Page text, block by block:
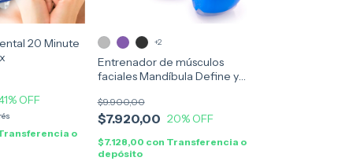
20 Minute
% OFF
o
Entrenador de músculos
faciales Mandíbula Define y
$7.920,00
$9.900,00
20% OFF
$7.128,00 con Transferencia o
depósito
+2